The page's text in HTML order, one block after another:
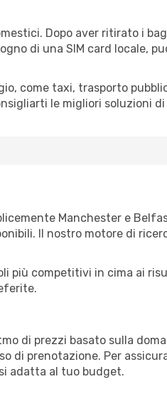
Dopo aver ritirato i
di una SIM card locale,
come taxi, trasporto
le migliori soluzioni
Manchester e
Il nostro motore di
più competitivi in cima ai
di prezzi basato sulla
di prenotazione. Per
adatta al tuo budget.